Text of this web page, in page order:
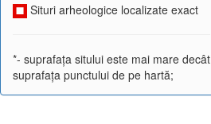
Situri arheologice localizate exact
*- suprafața sitului este mai mare decât
suprafața punctului de pe hartă;